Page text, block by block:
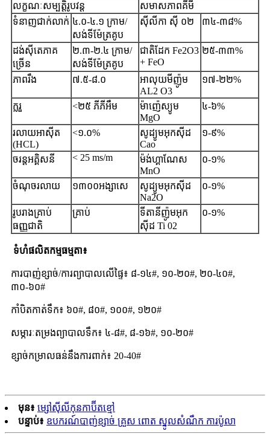
លក្ខណៈសម្បត្តិរូបវន្ត
សមាសភាពគីមី
ទំនាញជាក់លាក់ ៤.០-៤.១ ក្រាម/
សង់ទីម៉ែត្រគូប
ស៊ីលីកា ស៊ី ០២ ៣៤-៣៨%
ដង់ស៊ីតេភាគ
ច្រើន
២.៣-២.៤ ក្រាម/
សង់ទីម៉ែត្រគូប
ជាតិដែក Fe2O3
+ FeO
២៥-៣៣%
ភាពរឹង ៧.៥-៨.០
អាលុយមីញ៉ូម
AL2 O3
១៧-២២%
ក្លរួ <២៥ ភីភីអឹម
ម៉ាញ៉េស្យូម
MgO
៤-៦%
រលាយអាស៊ីត
(HCL)
<១.០%
សូដ្យូមអុកស៊ីដ
Cao
១-៩%
ចរន្តអគ្គិសនី < 25 ms/m
ម៉ង់ហ្គាណែស
MnO
០-១%
ចំណុចរលាយ ១៣០០អង្សាសេ
សូដ្យូមអុកស៊ីដ
Na2O
០-១%
រូបរាងគ្រាប់
ធញ្ញជាតិ
គ្រាប់
ទីតានីញ៉ូមអុក
ស៊ីដ Ti 02
០-១%
ទំហំផលិតកម្មធម្មតា៖
ការបាញ់ខ្សាច់/ការព្យាបាលលើផ្ទៃ៖ ៨-១៤#, ១០-២០#, ២០-៤០#,
៣០-៦០#
កាំបិតកាត់ទឹក៖ ៦០#, ៨០#, ១០០#, ១២០#
សម្ភារៈតម្រងព្យាបាលទឹក៖ ៤-៨#, ៨-១៦#, ១០-២០#
ខ្សាច់កម្រាលធន់នឹងការពាក់៖ 20-40#
មុន៖ ម្សៅស៊ីលីកុនកាប៊ីតខ្មៅ
បន្ទាប់៖ ឧបករណ៍បាញ់ខ្សាច់ គ្រួស ពោត ស្នូលសំណឹក ការប៉ូលា